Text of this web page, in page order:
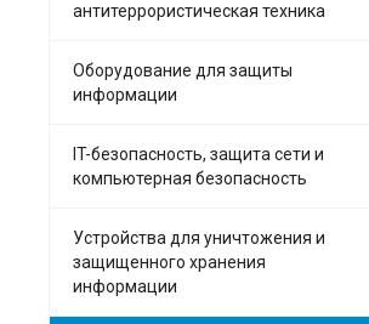
антитеррористическая техника
Оборудование для защиты
информации
IT-безопасность, защита сети и
компьютерная безопасность
Устройства для уничтожения и
защищенного хранения
информации